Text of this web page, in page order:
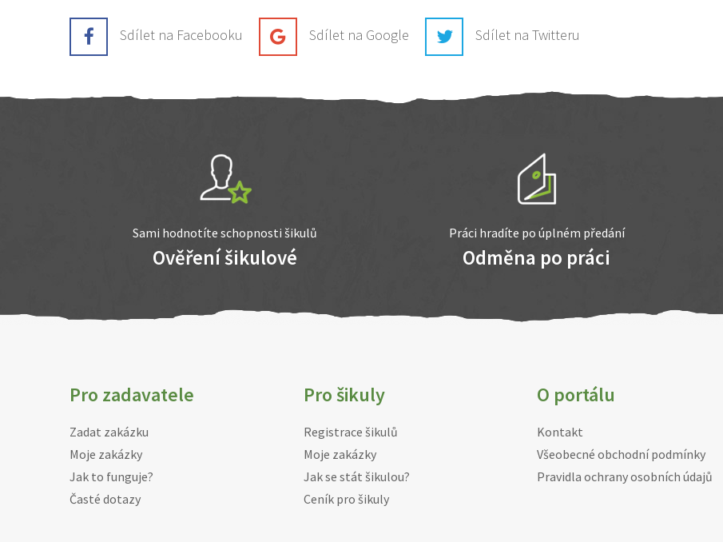
Sdílet na Facebooku Sdílet na Google Sdílet na Twitteru
Sami hodnotíte schopnosti šikulů
Ověření šikulové
Práci hradíte po úplném předání
Odměna po práci
Pro zadavatele
Zadat zakázku
Moje zakázky
Jak to funguje?
Časté dotazy
Pro šikuly
Registrace šikulů
Moje zakázky
Jak se stát šikulou?
Ceník pro šikuly
O portálu
Kontakt
Všeobecné obchodní podmínky
Pravidla ochrany osobních údajů